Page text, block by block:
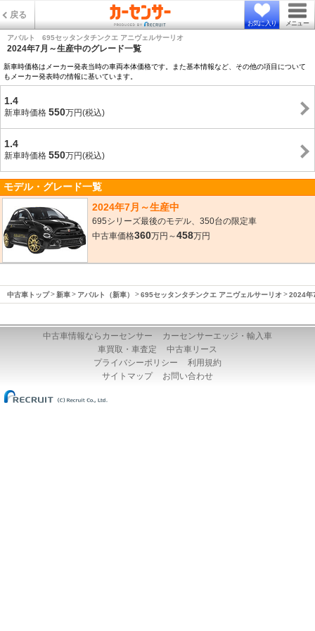
戻る
お気に入り メニュー
アバルト 695セッタンタチンクエ アニヴェルサーリオ
2024年7月～生産中のグレード一覧
新車時価格はメーカー発表当時の車両本体価格です。また基本情報など、その他の項目について
もメーカー発表時の情報に基いています。
1.4
新車時価格 550万円(税込)
1.4
新車時価格 550万円(税込)
モデル・グレード一覧
2024年7月～生産中
695シリーズ最後のモデル、350台の限定車
中古車価格360万円～458万円
中古車トップ 新車 アバルト（新車） 695セッタンタチンクエ アニヴェルサーリオ 2024年
中古車情報ならカーセンサー
カーセンサーエッジ・輸入車
車買取・車査定
中古車リース
プライバシーポリシー
利用規約
サイトマップ
お問い合わせ